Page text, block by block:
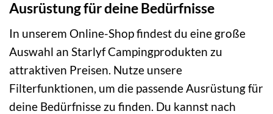
Ausrüstung für deine Bedürfnisse
In unserem Online-Shop findest du eine große
Auswahl an Starlyf Campingprodukten zu
attraktiven Preisen. Nutze unsere
Filterfunktionen, um die passende Ausrüstung für
deine Bedürfnisse zu finden. Du kannst nach